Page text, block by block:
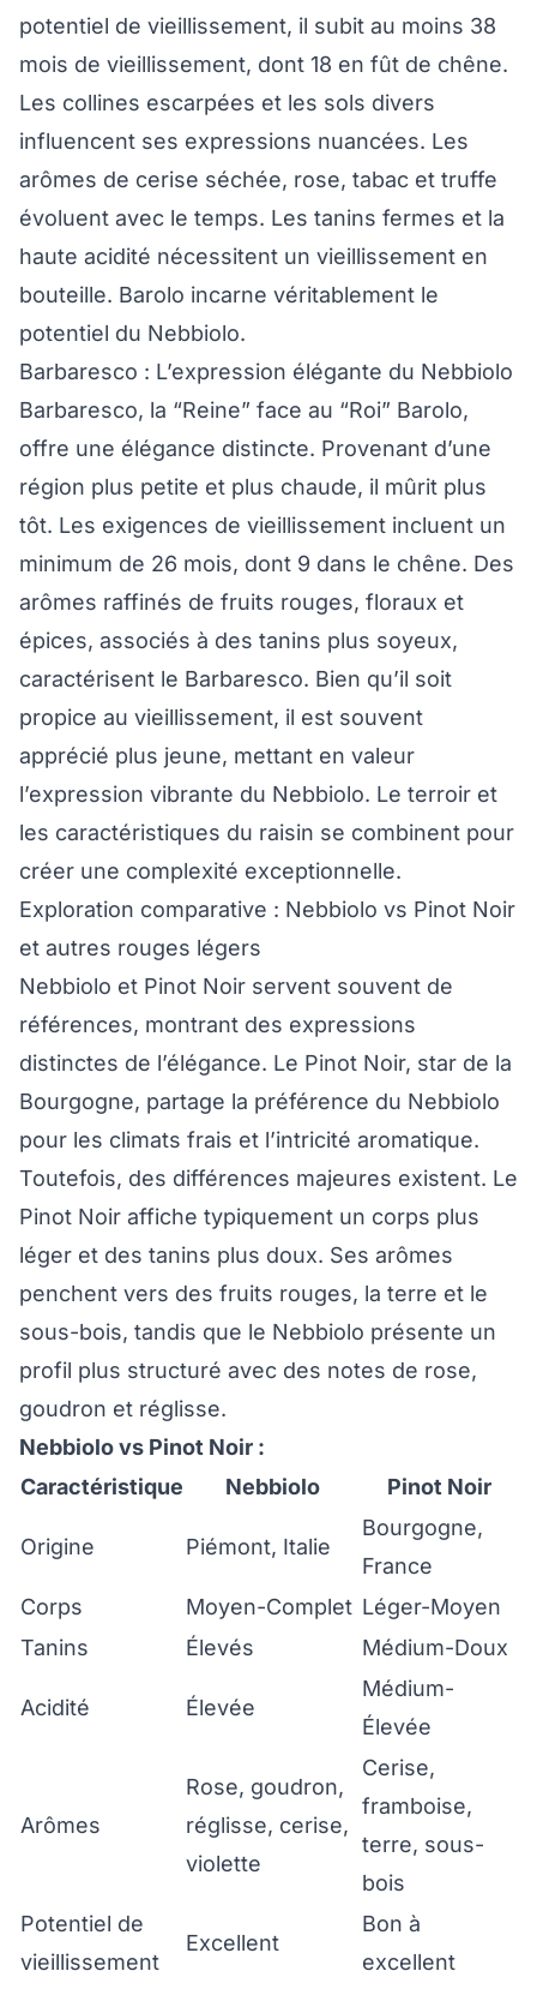
potentiel de vieillissement, il subit au moins 38
mois de vieillissement, dont 18 en fût de chêne.
Les collines escarpées et les sols divers
influencent ses expressions nuancées. Les
arômes de cerise séchée, rose, tabac et truffe
évoluent avec le temps. Les tanins fermes et la
haute acidité nécessitent un vieillissement en
bouteille. Barolo incarne véritablement le
potentiel du Nebbiolo.
Barbaresco : L’expression élégante du Nebbiolo
Barbaresco, la “Reine” face au “Roi” Barolo,
offre une élégance distincte. Provenant d’une
région plus petite et plus chaude, il mûrit plus
tôt. Les exigences de vieillissement incluent un
minimum de 26 mois, dont 9 dans le chêne. Des
arômes raffinés de fruits rouges, floraux et
épices, associés à des tanins plus soyeux,
caractérisent le Barbaresco. Bien qu’il soit
propice au vieillissement, il est souvent
apprécié plus jeune, mettant en valeur
l’expression vibrante du Nebbiolo. Le terroir et
les caractéristiques du raisin se combinent pour
créer une complexité exceptionnelle.
Exploration comparative : Nebbiolo vs Pinot Noir
et autres rouges légers
Nebbiolo et Pinot Noir servent souvent de
références, montrant des expressions
distinctes de l’élégance. Le Pinot Noir, star de la
Bourgogne, partage la préférence du Nebbiolo
pour les climats frais et l’intricité aromatique.
Toutefois, des différences majeures existent. Le
Pinot Noir affiche typiquement un corps plus
léger et des tanins plus doux. Ses arômes
penchent vers des fruits rouges, la terre et le
sous-bois, tandis que le Nebbiolo présente un
profil plus structuré avec des notes de rose,
goudron et réglisse.
Nebbiolo vs Pinot Noir :
Caractéristique
Nebbiolo Pinot Noir
Origine Piémont, Italie
Bourgogne,
France
Corps
Moyen-Complet Léger-Moyen
Tanins
Élevés Médium-Doux
Acidité Élevée
Médium-
Élevée
Arômes
Rose, goudron,
réglisse, cerise,
violette
Cerise,
framboise,
terre, sous-
bois
Potentiel de
vieillissement
Excellent
Bon à
excellent